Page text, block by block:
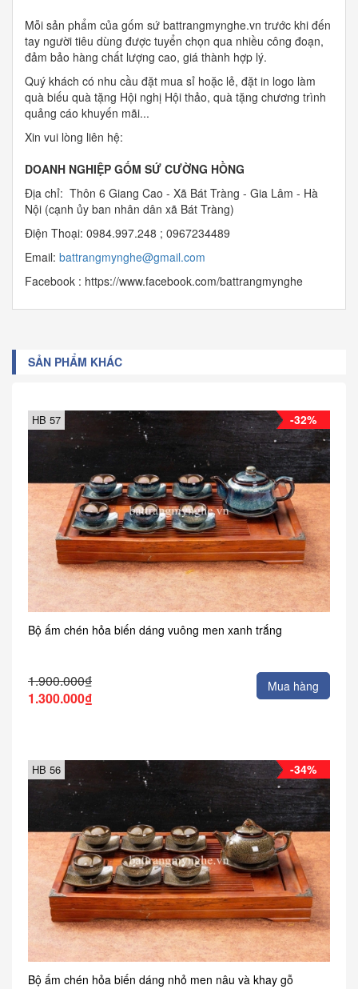
Mỗi sản phẩm của gốm sứ battrangmynghe.vn trước khi đến
tay người tiêu dùng được tuyển chọn qua nhiều công đoạn,
đảm bảo hàng chất lượng cao, giá thành hợp lý.
Quý khách có nhu cầu đặt mua sỉ hoặc lẻ, đặt in logo làm
quà biếu quà tặng Hội nghị Hội thảo, quà tặng chương trình
quảng cáo khuyến mãi...
Xin vui lòng liên hệ:
DOANH NGHIỆP GỐM SỨ CƯỜNG HỒNG
Địa chỉ: Thôn 6 Giang Cao - Xã Bát Tràng - Gia Lâm - Hà
Nội (cạnh ủy ban nhân dân xã Bát Tràng)
Điện Thoại: 0984.997.248 ; 0967234489
Email: battrangmynghe@gmail.com
Facebook : https://www.facebook.com/battrangmynghe
SẢN PHẨM KHÁC
-32%
HB 57
Bộ ấm chén hỏa biến dáng vuông men xanh trắng
1.900.000₫
1.300.000₫
Mua hàng
-34%
HB 56
Bộ ấm chén hỏa biến dáng nhỏ men nâu và khay gỗ